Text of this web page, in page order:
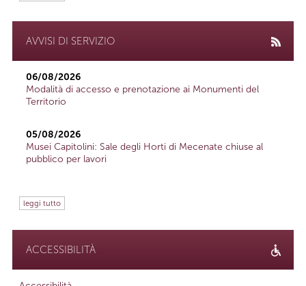
AVVISI DI SERVIZIO
06/08/2026
Modalità di accesso e prenotazione ai Monumenti del
Territorio
05/08/2026
Musei Capitolini: Sale degli Horti di Mecenate chiuse al
pubblico per lavori
leggi tutto
ACCESSIBILITÀ